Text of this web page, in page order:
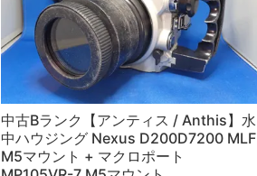
中古Bランク【アンティス / Anthis】水
中ハウジング Nexus D200D7200 MLF
M5マウント + マクロポート